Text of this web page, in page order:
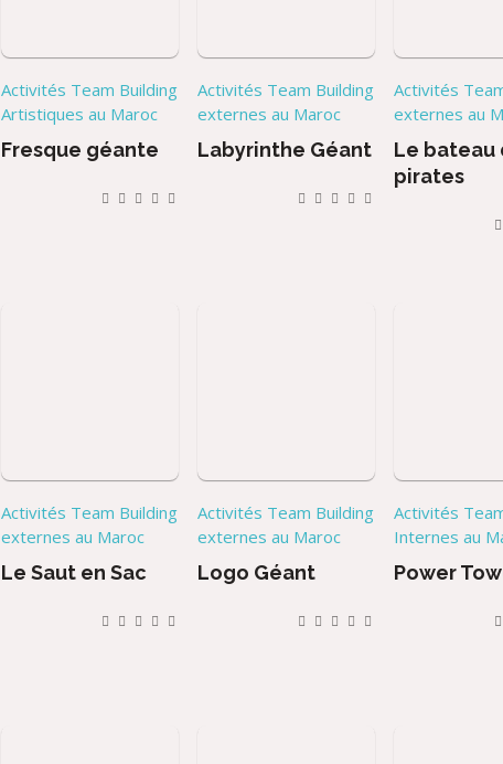
Activités Team Building
Artistiques au Maroc
Fresque géante
Activités Team Building
externes au Maroc
Labyrinthe Géant
Activités
externes au
Le bateau
pirates
Activités Team Building
externes au Maroc
Le Saut en Sac
Activités Team Building
externes au Maroc
Logo Géant
Activités
Internes au
Power